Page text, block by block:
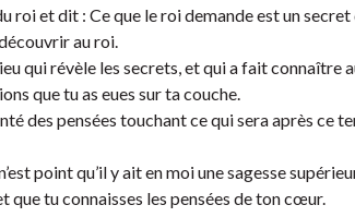
roi et dit : Ce que le roi demande est un
au roi.
qui révèle les secrets, et qui a fait
que tu as eues sur ta couche.
des pensées touchant ce qui sera après ce
point qu’il y ait en moi une sagesse
que tu connaisses les pensées de ton cœur.